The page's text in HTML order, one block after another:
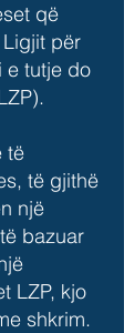
që
për
e tutje do
të
të gjithë
një
bazuar
LZP, kjo
shkrim.